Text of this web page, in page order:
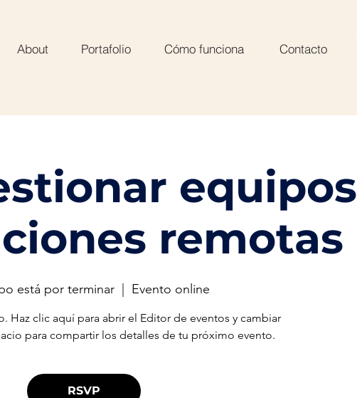
About Portafolio Cómo funciona Contacto
equipos
remotas
está por terminar
  |
Evento online
Haz clic aquí para abrir el Editor de eventos y cambiar
para compartir los detalles de tu próximo evento.
RSVP